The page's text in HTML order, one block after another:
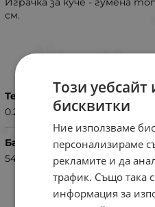
см.
Тегло (кг.)
0.20
Баркод (ISBN, UPC, др.)
5400274646334
Този уебсайт
бисквитки
Ние използваме
персонализираме
рекламите и да
трафик. Също така
информация за